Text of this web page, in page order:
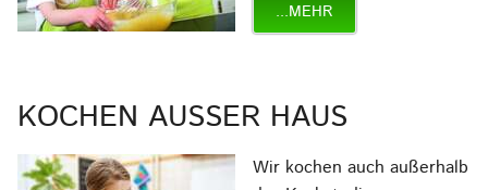
...MEHR
KOCHEN AUSSER HAUS
Wir kochen auch außerhalb